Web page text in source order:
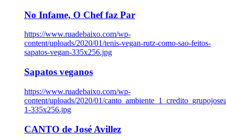
No Infame, O Chef faz Par
https://www.ruadebaixo.com/wp-
content/uploads/2020/01/tenis-vegan-rutz-como-sao-feitos-
sapatos-vegan-335x256.jpg
Sapatos veganos
https://www.ruadebaixo.com/wp-
content/uploads/2020/01/
1-335x256.jpg
CANTO de José Avillez